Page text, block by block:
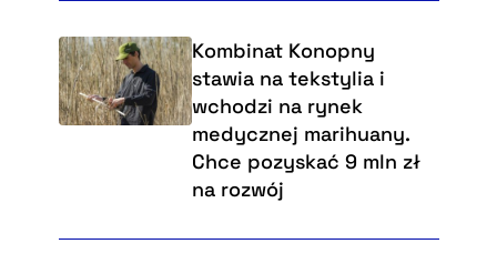
Kombinat Konopny
stawia na tekstylia i
wchodzi na rynek
medycznej marihuany.
Chce pozyskać 9 mln zł
na rozwój